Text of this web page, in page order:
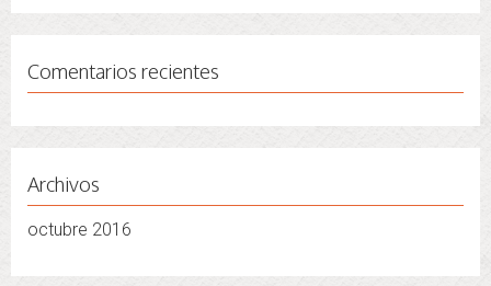
Comentarios recientes
Archivos
octubre 2016